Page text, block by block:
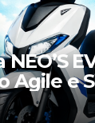
NEO’S
Agile e